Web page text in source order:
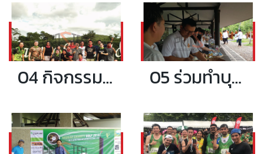
04 กิจกรรมท่องเที่ยวประจำปี 05 ร่วมทำบุญตักบาตรคณะสงฆ์